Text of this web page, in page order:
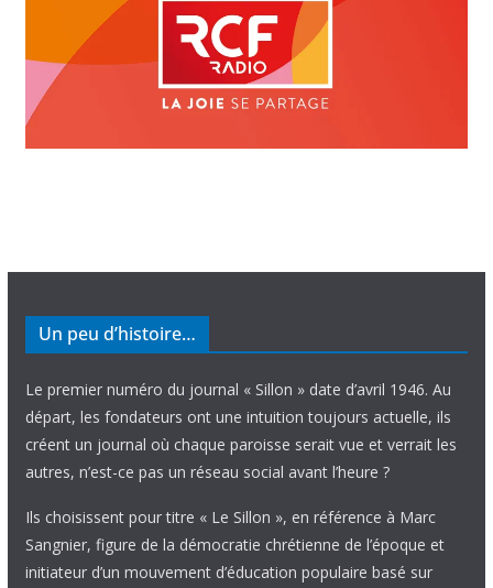
Un peu d’histoire…
Le premier numéro du journal « Sillon » date d’avril 1946. Au
départ, les fondateurs ont une intuition toujours actuelle, ils
créent un journal où chaque paroisse serait vue et verrait les
autres, n’est-ce pas un réseau social avant l’heure ?
Ils choisissent pour titre « Le Sillon », en référence à Marc
Sangnier, figure de la démocratie chrétienne de l’époque et
initiateur d’un mouvement d’éducation populaire basé sur